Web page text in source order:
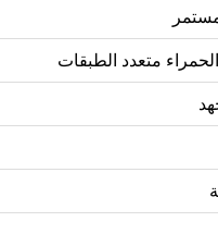
متعدد الطبقات